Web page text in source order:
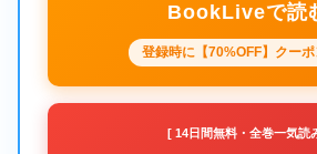
BookLiveで読
登録時に【70%OFF】クー
[ 14日間無料・全巻一気読